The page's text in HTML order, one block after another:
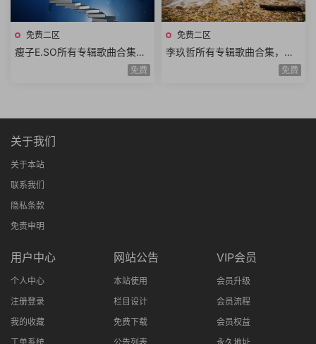
免费二区
瘦子E.SO所有专辑歌曲合集，
免费
免费二区
李玖哲所有专辑歌曲合集，喜
免费
关于我们
关于本站
联系我们
隐私条款
免责申明
用户中心
个人中心
注册登录
我的收藏
网站公告
本站使用
栏目设计
免费下载
VIP会员
会员升级
会员流程
会员权益